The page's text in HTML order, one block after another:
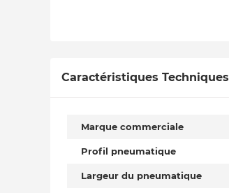
Caractéristiques Techniques
Marque commerciale
Profil pneumatique
Largeur du pneumatique